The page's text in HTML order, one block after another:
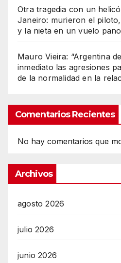
Otra tragedia con un
Janeiro: murieron el
y la nieta en un vuelo
Mauro Vieira: “Argentina
inmediato las agresiones
de la normalidad en la
Comentarios Recientes
No hay comentarios que
Archivos
agosto 2026
julio 2026
junio 2026